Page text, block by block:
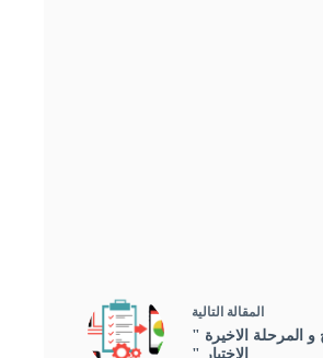
المقالة التالية
المرحلة الاخيرة "
الاختبار "